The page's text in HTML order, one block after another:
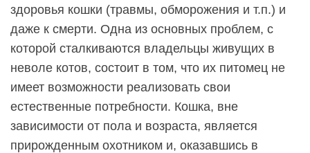
здоровья кошки (травмы, обморожения и т.п.) и
даже к смерти. Одна из основных проблем, с
которой сталкиваются владельцы живущих в
неволе котов, состоит в том, что их питомец не
имеет возможности реализовать свои
естественные потребности. Кошка, вне
зависимости от пола и возраста, является
прирожденным охотником и, оказавшись в